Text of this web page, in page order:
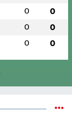
0 0
0 0
0 0